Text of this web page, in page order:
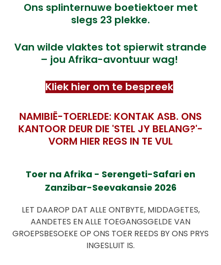
Ons splinternuwe boetiektoer met
slegs 23 plekke.
Van wilde vlaktes tot spierwit strande
– jou Afrika-avontuur wag!
Kliek hier om te bespreek
NAMIBIË-TOERLEDE: KONTAK ASB. ONS
KANTOOR DEUR DIE 'STEL JY BELANG?'-
VORM HIER REGS IN TE VUL
Toer na Afrika - Serengeti-Safari en
Zanzibar-Seevakansie 2026
LET DAAROP DAT ALLE ONTBYTE, MIDDAGETES,
AANDETES EN ALLE TOEGANGSGELDE VAN
GROEPSBESOEKE OP ONS TOER REEDS BY ONS PRYS
INGESLUIT IS.